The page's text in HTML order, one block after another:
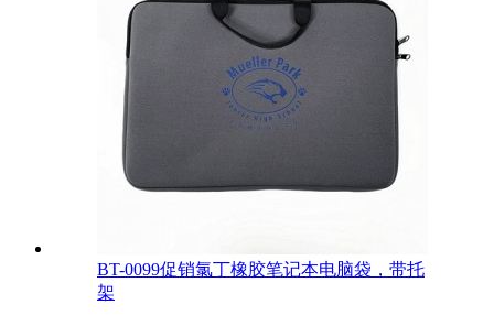
BT-0099促销氯丁橡胶笔记本电脑袋，带托
架